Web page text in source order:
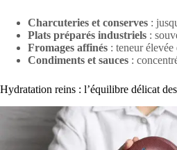
Charcuteries et conserves :
Plats préparés industriels :
Fromages affinés : teneur
Condiments et sauces :
Hydratation reins : l’équilibre délicat